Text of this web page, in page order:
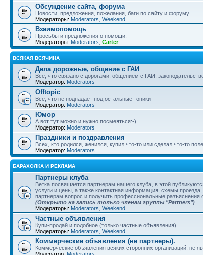
Обсуждение сайта, форума
Новости, предложения, пожелания, баги по сайту и форуму.
Модераторы: Moderators Weekend
Взаимопомощь
Просьбы и предложения о помощи.
Модераторы: Moderators Carter
ВСЯКАЯ ВСЯЧИНА
Дела дорожные, общение с ГАИ
Все, что связано с дорогами, общением с ГАИ,
Модератор: Moderators
Offtopic
Все, что не подпадает под остальные топики
Модератор: Moderators
Юмор
А вот тут можно и нужно посмеяться:-)
Модератор: Moderators
Праздники и поздравления
Всех, кто родился, женился, купил что-то или сделал что-то
Модератор: Moderators
БАРАХОЛКА И РЕКЛАМА
Партнеры клуба
Ветка посвящается партнерам нашего клуба, в этой
услуги и цены, а также контактная информация, схемы
партнерам вопрос и получить профессиональные разъяснения
(Открыто на запись только членам группы "Partners")
Модераторы: Moderators Weekend
Частные объявления
Купи-продай и подобное (только частные объявления)
Модераторы: Moderators Weekend
Коммерческие объявления (не партнеры).
Коммерческие объявления всяких сторонних организаций, не
Модератор: Moderators